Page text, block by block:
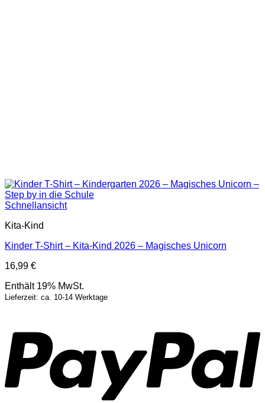
Schnellansicht
Kita-Kind
Kinder T-Shirt – Kita-Kind 2026 – Magisches Unicorn
16,99 €
Enthält 19% MwSt.
Lieferzeit: ca. 10-14 Werktage